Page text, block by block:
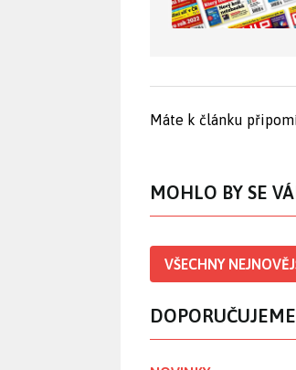
Máte k článku
MOHLO BY SE
VŠECHNY
DOPORUČUJEME